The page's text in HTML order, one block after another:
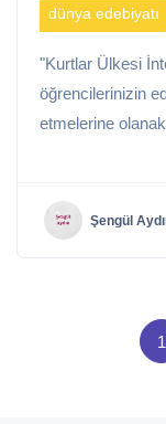
dünya edebiyatı
"Kurtlar Ülkesi
öğrencilerinizin
etmelerine
Şengül
1